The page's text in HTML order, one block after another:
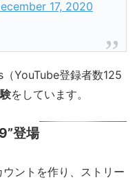
17, 2020
YouTube登録者数125
をしています。
登場
ントを作り、ストリー